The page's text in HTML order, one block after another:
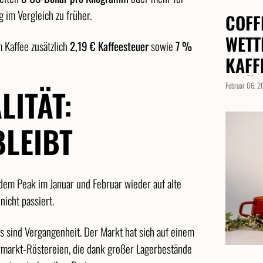
im Vergleich zu früher.
zusätzlich2,19 € Kaffeesteuersowie7 %
Peak im Januar und Februar wieder auf alte
passiert.
Vergangenheit. Der Markt hat sich auf einem
Röstereien, die dank großer Lagerbestände
Februar 06,